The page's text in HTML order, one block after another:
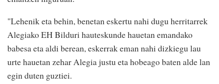
"Lehenik eta behin, benetan eskertu nahi dugu herritarrek
Alegiako EH Bilduri hauteskunde hauetan emandako
babesa eta aldi berean, eskerrak eman nahi dizkiegu lau
urte hauetan zehar Alegia justu eta hobeago baten alde lan
egin duten guztiei.